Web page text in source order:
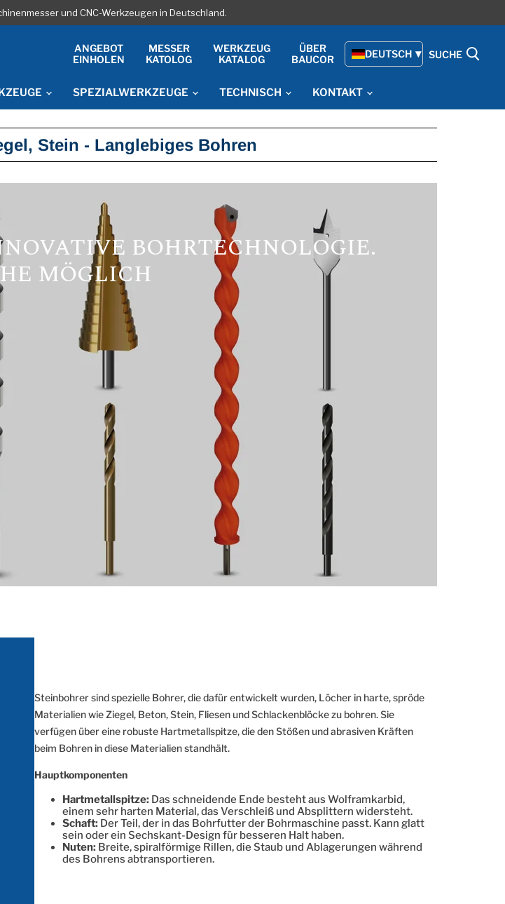
und CNC-Werkzeugen in Deutschland.
ANGEBOT
EINHOLEN
MESSER
KATOLOG
WERKZEUG
KATALOG
ÜBER
BAUCOR
DEUTSCH SUCHE
SPEZIALWERKZEUGE TECHNISCH KONTAKT
Stein - Langlebiges Bohren
BOHRTECHNOLOGIE.
MÖGLICH
Steinbohrer sind spezielle Bohrer, die dafür entwickelt wurden, Löcher in harte, spröde
Materialien wie Ziegel, Beton, Stein, Fliesen und Schlackenblöcke zu bohren. Sie
verfügen über eine robuste Hartmetallspitze, die den Stößen und abrasiven Kräften
beim Bohren in diese Materialien standhält.
Hauptkomponenten
Hartmetallspitze: Das schneidende Ende besteht aus Wolframkarbid,
einem sehr harten Material, das Verschleiß und Absplittern widersteht.
Schaft: Der Teil, der in das Bohrfutter der Bohrmaschine passt. Kann glatt
sein oder ein Sechskant-Design für besseren Halt haben.
Nuten: Breite, spiralförmige Rillen, die Staub und Ablagerungen während
des Bohrens abtransportieren.